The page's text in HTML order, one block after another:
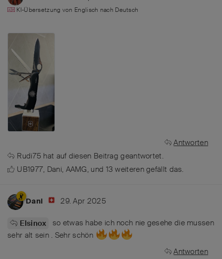
KI-Übersetzung von Englisch nach Deutsch
Antworten
Rudi75 hat auf diesen Beitrag geantwortet.
UB1977, Dani, AAMG, und 13 weiterengefällt das.
Dani 29. Apr 2025
Elsinox
so etwas habe ich noch nie gesehe die mussen
sehr alt sein . Sehr schön
Antworten